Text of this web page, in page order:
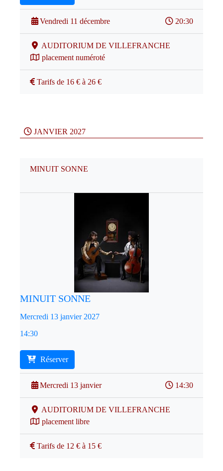
Vendredi 11 décembre 20:30
AUDITORIUM DE VILLEFRANCHE
placement numéroté
Tarifs de 16 € à 26 €
JANVIER 2027
MINUIT SONNE
MINUIT SONNE
Mercredi 13 janvier 2027
14:30
Réserver
Mercredi 13 janvier 14:30
AUDITORIUM DE VILLEFRANCHE
placement libre
Tarifs de 12 € à 15 €